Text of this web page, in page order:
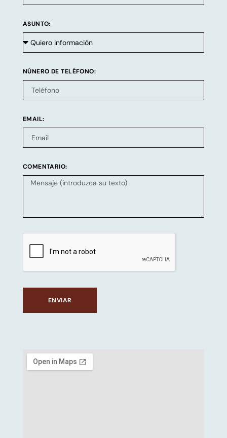
ASUNTO:
NÚNERO DE TELÉFONO:
EMAIL:
COMENTARIO:
ENVIAR